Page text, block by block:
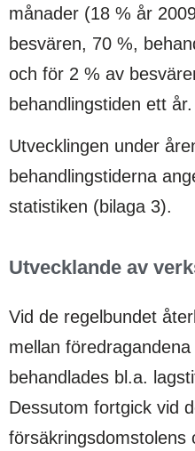
månader (18 % år
besvären, 70 %,
och för 2 % av
behandlingstiden ett år.
Utvecklingen under
behandlingstiderna
statistiken (bilaga 3).
Utvecklande av
Vid de regelbundet
mellan
behandlades bl.a.
Dessutom fortgick vid
försäkringsdomstolens